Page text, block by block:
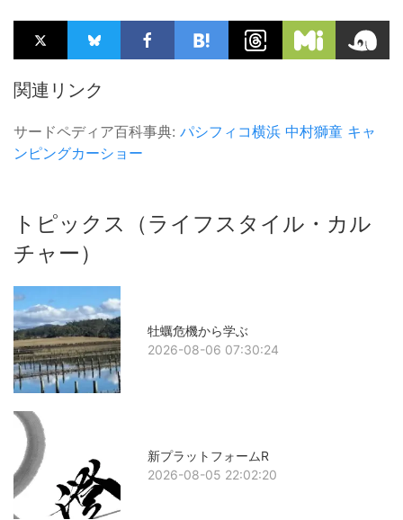
関連リンク
サードペディア百科事典: パシフィコ横浜 中村獅童 キャ
ンピングカーショー
トピックス（ライフスタイル・カル
チャー）
牡蠣危機から学ぶ
2026-08-06 07:30:24
新プラットフォームR
2026-08-05 22:02:20